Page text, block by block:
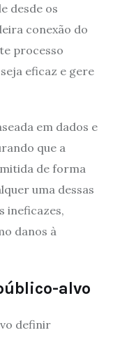
desde os
conexão do
processo
eficaz e gere
em dados e
que a
de forma
uma dessas
ineficazes,
danos à
alvo
definir